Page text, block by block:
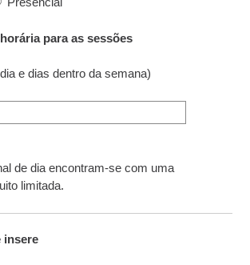
para as sessões
e dias dentro da semana)
de dia encontram-se com uma
limitada.
insere